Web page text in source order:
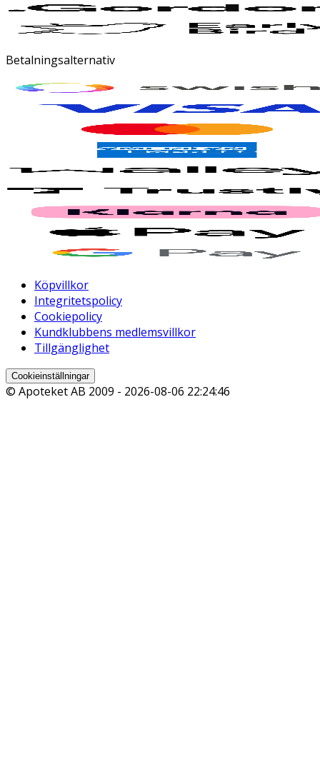
Betalningsalternativ
Köpvillkor
Integritetspolicy
Cookiepolicy
Kundklubbens medlemsvillkor
Tillgänglighet
Cookieinställningar
© Apoteket AB 2009 - 2026-08-06 22:24:46